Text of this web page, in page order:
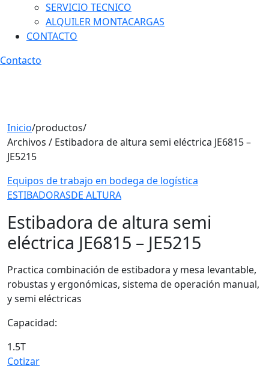
SERVICIO TECNICO
ALQUILER MONTACARGAS
CONTACTO
Contacto
Inicio/productos/
Archivos / Estibadora de altura semi eléctrica JE6815 –
JE5215
Equipos de trabajo en bodega de logística
ESTIBADORASDE ALTURA
Estibadora de altura semi
eléctrica JE6815 – JE5215
Practica combinación de estibadora y mesa levantable,
robustas y ergonómicas, sistema de operación manual,
y semi eléctricas
Capacidad:
1.5T
Cotizar